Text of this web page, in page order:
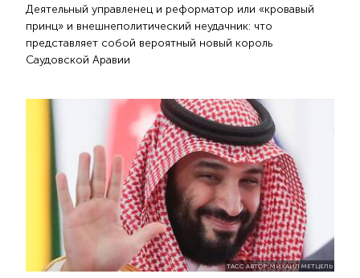
Деятельный управленец и реформатор или «кровавый
принц» и внешнеполитический неудачник: что
представляет собой вероятный новый король
Саудовской Аравии
ТАСС АВТОР: МИХАИЛ МЕТЦЕЛЬ